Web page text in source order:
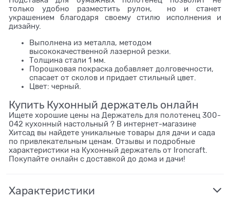
только удобно разместить рулон, но и станет
украшением благодаря своему стилю исполнения и
дизайну.
Выполнена из металла, методом
высококачественной лазерной резки.
Толщина стали 1 мм.
Порошковая покраска добавляет долговечности,
спасает от сколов и придает стильный цвет.
Цвет: черный.
Купить Кухонный держатель онлайн
Ищете хорошие цены на Держатель для полотенец 300-
042 кухонный настольный ? В интернет-магазине
Хитсад вы найдете уникальные товары для дачи и сада
по привлекательным ценам. Отзывы и подробные
характеристики на Кухонный держатель от Ironcraft.
Покупайте онлайн с доставкой до дома и дачи!
Характеристики